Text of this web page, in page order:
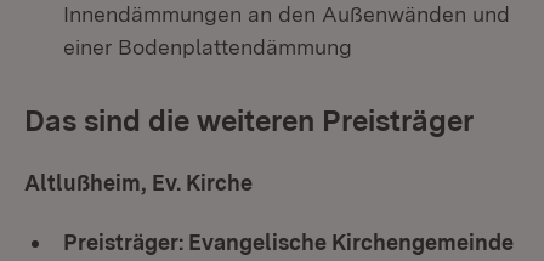
Innendämmungen an den Außenwänden und
einer Bodenplattendämmung
Das sind die weiteren Preisträger
Altlußheim, Ev. Kirche
Preisträger: Evangelische Kirchengemeinde